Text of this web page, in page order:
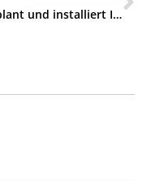
Wer plant und installiert ITK-Anlagen für Gewerbebetriebe in Dinslaken?